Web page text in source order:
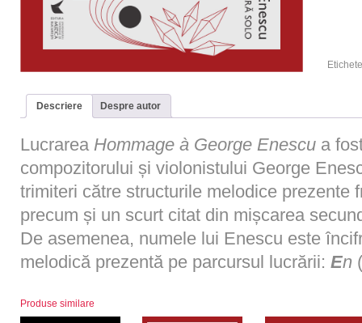
Descriere Despre autor
Lucrarea Hommage à George Enescu a
compozitorului și violonistului George
trimiteri către structurile melodice prezente
precum și un scurt citat din mișcarea
De asemenea, numele lui Enescu este
melodică prezentă pe parcursul lucrării: En (
Produse similare